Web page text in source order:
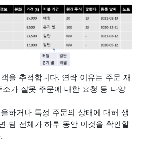
을 추적합니다. 연락 이유는 주문 재
소가 잘못 주문에 대한 요청 등 다양
하거나 특정 주문의 상태에 대해 생
팀 전체가 하루 동안 이것을 확인할